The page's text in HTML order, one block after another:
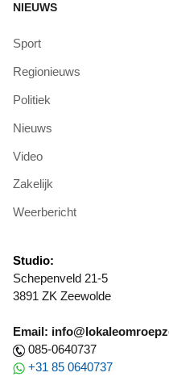
NIEUWS
Sport
Regionieuws
Politiek
Nieuws
Video
Zakelijk
Weerbericht
Studio:
Schepenveld 21-5
3891 ZK Zeewolde
Email:
085-0640737
+31 85 0640737